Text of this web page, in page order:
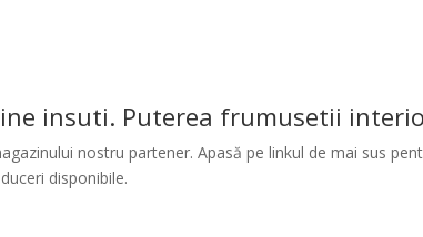
insuti. Puterea frumusetii
nostru partener. Apasă pe linkul de mai sus
disponibile.